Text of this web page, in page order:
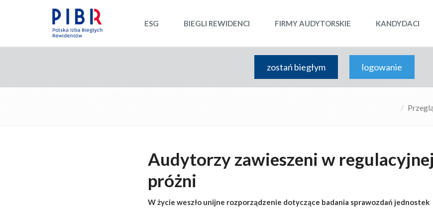
ESG BIEGLI REWIDENCI FIRMY AUDYTORSKIE KANDYDACI
zostań biegłym logowanie
Audytorzy zawieszeni w regulacyjnej
próżni
W życie weszło unijne rozporządzenie dotyczące badania sprawozdań jednostek